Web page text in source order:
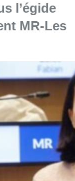
l’égide
MR-Les